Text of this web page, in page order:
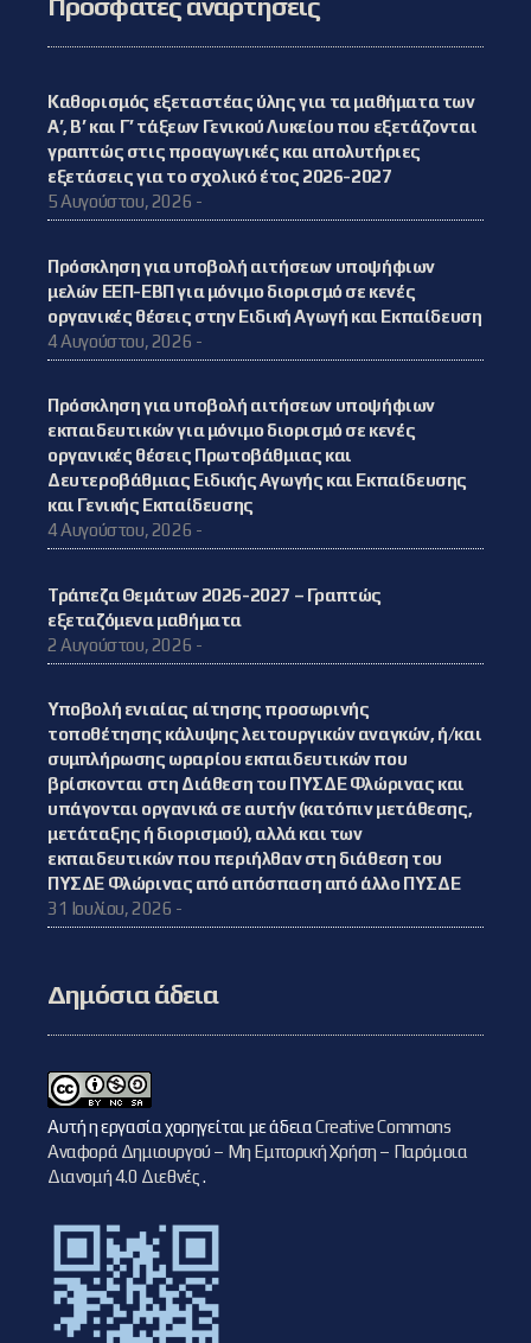
Καθορισμός εξεταστέας ύλης για τα μαθήματα των
Α’, Β’ και Γ’ τάξεων Γενικού Λυκείου που εξετάζονται
γραπτώς στις προαγωγικές και απολυτήριες
εξετάσεις για το σχολικό έτος 2026-2027
5 Αυγούστου, 2026 -
Πρόσκληση για υποβολή αιτήσεων υποψήφιων
μελών ΕΕΠ-ΕΒΠ για μόνιμο διορισμό σε κενές
οργανικές θέσεις στην Ειδική Αγωγή και Εκπαίδευση
4 Αυγούστου, 2026 -
Πρόσκληση για υποβολή αιτήσεων υποψήφιων
εκπαιδευτικών για μόνιμο διορισμό σε κενές
οργανικές θέσεις Πρωτοβάθμιας και
Δευτεροβάθμιας Ειδικής Αγωγής και Εκπαίδευσης
και Γενικής Εκπαίδευσης
4 Αυγούστου, 2026 -
Τράπεζα Θεμάτων 2026-2027 – Γραπτώς
εξεταζόμενα μαθήματα
2 Αυγούστου, 2026 -
Υποβολή ενιαίας αίτησης προσωρινής
τοποθέτησης κάλυψης λειτουργικών αναγκών, ή/και
συμπλήρωσης ωραρίου εκπαιδευτικών που
βρίσκονται στη Διάθεση του ΠΥΣΔΕ Φλώρινας και
υπάγονται οργανικά σε αυτήν (κατόπιν μετάθεσης,
μετάταξης ή διορισμού), αλλά και των
εκπαιδευτικών που περιήλθαν στη διάθεση του
ΠΥΣΔΕ Φλώρινας από απόσπαση από άλλο ΠΥΣΔΕ
31 Ιουλίου, 2026 -
Δημόσια άδεια
Αυτή η εργασία χορηγείται με άδειαCreative Commons
Αναφορά Δημιουργού – Μη Εμπορική Χρήση – Παρόμοια
Διανομή 4.0 Διεθνές.